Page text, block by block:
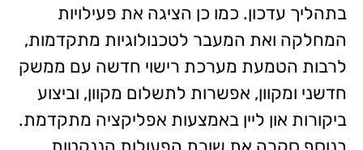
בתהליך עדכון. כמו כן הציגה את פעילויות
המחלקה ואת המעבר לטכנולוגיות מתקדמות,
לרבות הטמעת מערכת רישוי חדשה עם ממשק
חדשני ומקוון, אפשרות לתשלום מקוון, וביצוע
ביקורות און ליין באמצעות אפליקציה מתקדמת.